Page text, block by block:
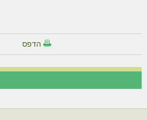
הדפס